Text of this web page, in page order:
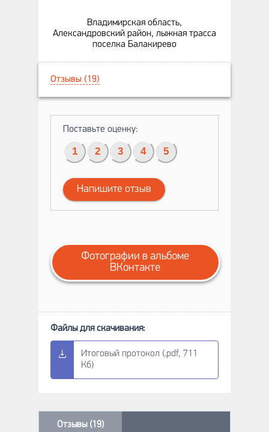
Владимирская область,
Александровский район, лыжная трасса
поселка Балакирево
Отзывы (19)
Поставьте оценку:
1 2 3 4 5
Напишите отзыв
Фотографии в альбоме
ВКонтакте
Итоговый протокол (.pdf, 711
Кб)
Отзывы (19)